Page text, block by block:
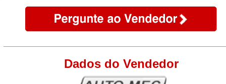
Dados do Vendedor